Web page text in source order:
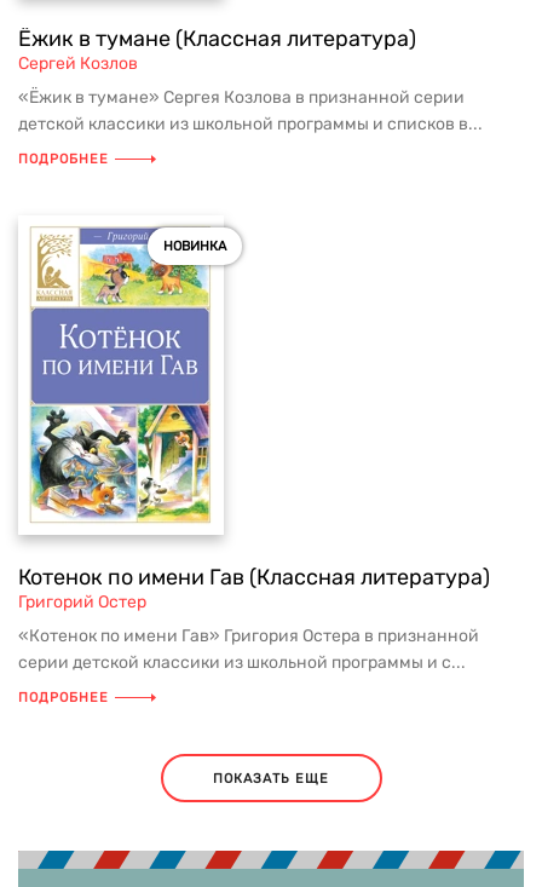
Ёжик в тумане (Классная литература)
Сергей Козлов
«Ёжик в тумане» Сергея Козлова в признанной серии
детской классики из школьной программы и списков в...
ПОДРОБНЕЕ
НОВИНКА
Котенок по имени Гав (Классная литература)
Григорий Остер
«Котенок по имени Гав» Григория Остера в признанной
серии детской классики из школьной программы и с...
ПОДРОБНЕЕ
ПОКАЗАТЬ ЕЩЕ